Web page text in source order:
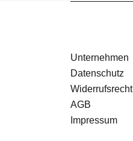
Unternehmen
Datenschutz
Widerrufsrecht
AGB
Impressum